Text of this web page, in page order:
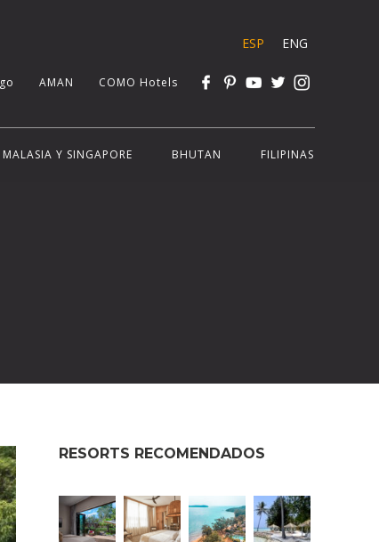
ESP ENG
AMAN COMO Hotels
MALASIA Y SINGAPORE BHUTAN FILIPINAS
RESORTS RECOMENDADOS